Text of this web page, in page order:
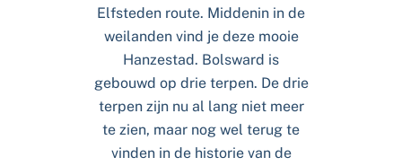
Elfsteden route. Middenin in de
weilanden vind je deze mooie
Hanzestad. Bolsward is
gebouwd op drie terpen. De drie
terpen zijn nu al lang niet meer
te zien, maar nog wel terug te
vinden in de historie van de